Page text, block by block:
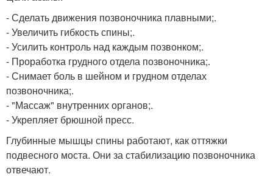
- Сделать движения позвоночника плавными;.
- Увеличить гибкость спины;.
- Усилить контроль над каждым позвонком;.
- Проработка грудного отдела позвоночника;.
- Снимает боль в шейном и грудном отделах
позвоночника;.
- "Массаж" внутренних органов;.
- Укрепляет брюшной пресс.
Глубинные мышцы спины работают, как оттяжки
подвесного моста. Они за стабилизацию позвоночника
отвечают.